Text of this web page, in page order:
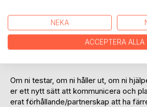
Inget förhållande är 50 - 50 för det
du alltid är 100 och att din partner alltid
att se till att den ni lever med ska må
och denne gör samma så kommer ni
Om ni testar, om ni håller ut, om ni
er ett nytt sätt att kommunicera och
erat förhållande/partnerskap att ha
NEKA
ACCEPTERA ALLA